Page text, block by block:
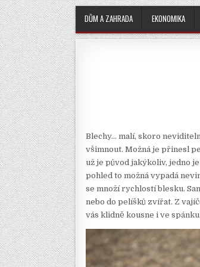
DŮM A ZAHRADA EKONOMIKA
Blechy… malí, skoro
všimnout. Možná je přinesl
už je původ jakýkoliv, jedno
pohled to možná vypadá
se množí rychlostí blesku.
nebo do pelíšků zvířat. Z
vás klidně kousne i ve spánku.